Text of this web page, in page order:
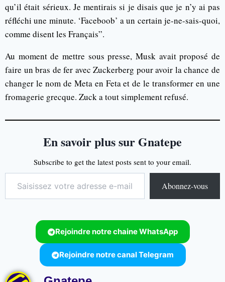
qu’il était sérieux. Je mentirais si je disais que je n’y ai pas
réfléchi une minute. ‘Faceboob’ a un certain je-ne-sais-quoi,
comme disent les Français”.
Au moment de mettre sous presse, Musk avait proposé de
faire un bras de fer avec Zuckerberg pour avoir la chance de
changer le nom de Meta en Feta et de le transformer en une
fromagerie grecque. Zuck a tout simplement refusé.
En savoir plus sur Gnatepe
Subscribe to get the latest posts sent to your email.
Abonnez-vous
Rejoindre notre chaine WhatsApp
Rejoindre notre canal Telegram